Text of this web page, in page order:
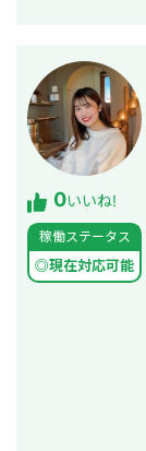
0いいね!
稼働ステータス
◎現在対応可能